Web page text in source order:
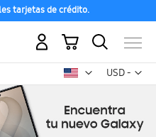
tarjetas de crédito.
USD -
dólar
Mi carrito